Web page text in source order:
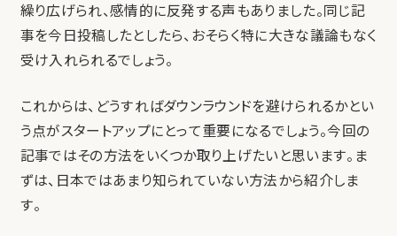
繰り広げられ、感情的に反発する声もありました。同じ記
事を今日投稿したとしたら、おそらく特に大きな議論もなく
受け入れられるでしょう。
これからは、どうすればダウンラウンドを避けられるかとい
う点がスタートアップにとって重要になるでしょう。今回の
記事ではその方法をいくつか取り上げたいと思います。ま
ずは、日本ではあまり知られていない方法から紹介しま
す。